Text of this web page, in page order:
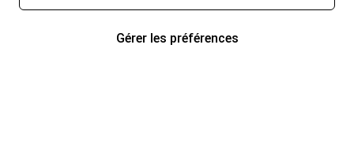
Gérer les préférences